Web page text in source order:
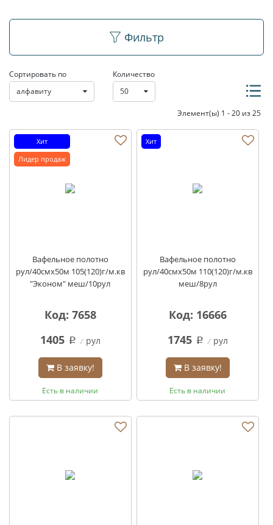
Полотно,
протирочный
материал
Фильтр
Сортировать по
алфавиту
Количество
50
Элемент(ы) 1 - 20 из 25
Хит
Лидер продаж
Вафельное полотно
рул/40смх50м 105(120)г/м.кв
"Эконом" меш/10рул
Код: 7658
1405 q рул
В заявку!
Есть в наличии
Хит
Вафельное полотно
рул/40смх50м 110(120)г/м.кв
меш/8рул
Код: 16666
1745 q рул
В заявку!
Есть в наличии